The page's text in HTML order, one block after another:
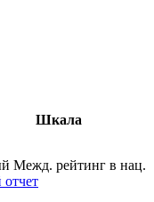
Шкала
Межд. рейтинг в нац.